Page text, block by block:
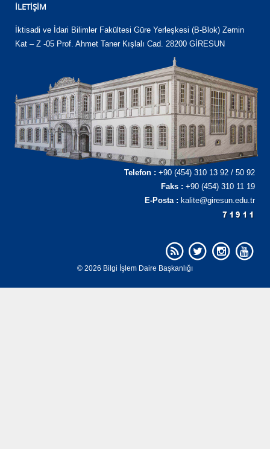
İLETIŞIM
İktisadi ve İdari Bilimler Fakültesi Güre Yerleşkesi (B-Blok) Zemin
Kat – Z -05 Prof. Ahmet Taner Kışlalı Cad. 28200 GİRESUN
Telefon : +90 (454) 310 13 92 / 50 92
Faks : +90 (454) 310 11 19
E-Posta : kalite@giresun.edu.tr
© 2026 Bilgi İşlem Daire Başkanlığı